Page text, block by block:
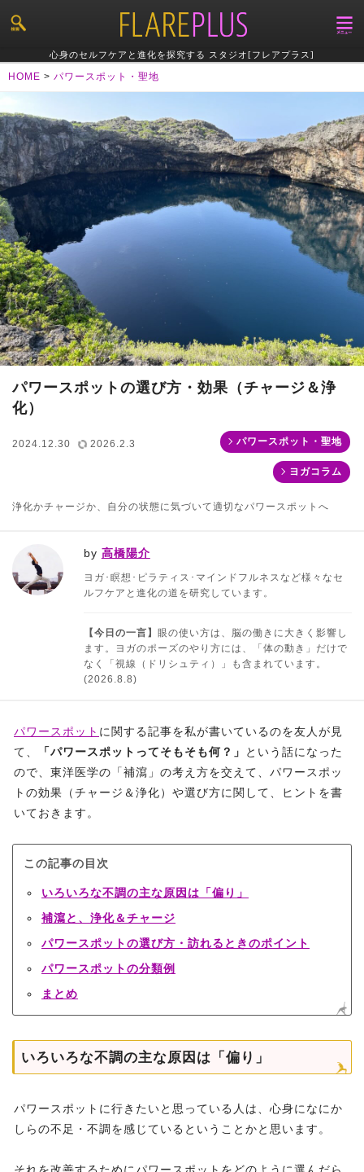
心身のセルフケアと進化を探究する スタジオ[フレアプラス]
HOME > パワースポット・聖地
パワースポットの選び方・効果（チャージ＆浄
化）
2024.12.30 2026.2.3 パワースポット・聖地
ヨガコラム
浄化かチャージか、自分の状態に気づいて適切なパワースポットへ
by 高橋陽介
ヨガ･瞑想･ピラティス･マインドフルネスなど様々なセ
ルフケアと進化の道を研究しています。
【今日の一言】 眼の使い方は、脳の働きに大きく影響し
ます。ヨガのポーズのやり方には、「体の動き」だけで
なく「視線（ドリシュティ）」も含まれています。
(2026.8.8)
パワースポット に関する記事を私が書いているのを友人が見
て、
「パワースポットってそもそも何？」
という話になった
ので、東洋医学の「補瀉」の考え方を交えて、パワースポッ
トの効果（チャージ＆浄化）や選び方に関して、ヒントを書
いておきます。
この記事の目次
いろいろな不調の主な原因は「偏り」
補瀉と、浄化＆チャージ
パワースポットの選び方・訪れるときのポイント
パワースポットの分類例
まとめ
いろいろな不調の主な原因は「偏り」
パワースポットに行きたいと思っている人は、心身になにか
しらの不足・不調を感じているということかと思います。